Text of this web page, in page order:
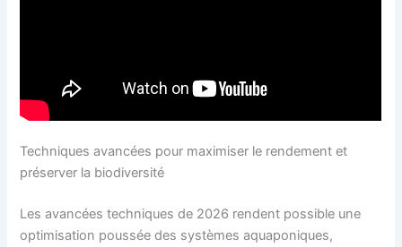
Techniques avancées pour maximiser le rendement et
préserver la biodiversité
Les avancées techniques de 2026 rendent possible une
optimisation poussée des systèmes aquaponiques,